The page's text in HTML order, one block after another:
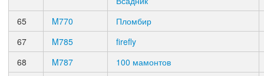
65
M770
Пломбир
67
M785
firefly
68
M787
100 мамонтов